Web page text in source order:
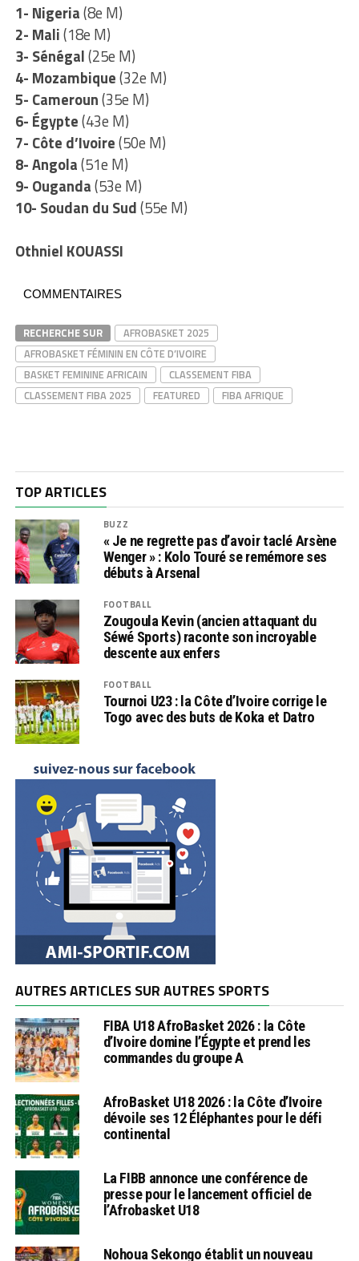
1- Nigeria(8e M)
2- Mali(18e M)
3- Sénégal(25e M)
4- Mozambique(32e M)
5- Cameroun(35e M)
6- Égypte(43e M)
7- Côte d’Ivoire(50e M)
8- Angola(51e M)
9- Ouganda(53e M)
10- Soudan du Sud(55e M)
Othniel KOUASSI
COMMENTAIRES
RECHERCHE SUR
AFROBASKET 2025
AFROBASKET FÉMININ EN CÔTE D’IVOIRE
BASKET FEMININE AFRICAIN
CLASSEMENT FIBA
CLASSEMENT FIBA 2025
FEATURED FIBA AFRIQUE
TOP ARTICLES
BUZZ
« Je ne regrette pas d’avoir taclé Arsène
Wenger » : Kolo Touré se remémore ses
débuts à Arsenal
FOOTBALL
Zougoula Kevin (ancien attaquant du
Séwé Sports) raconte son incroyable
descente aux enfers
FOOTBALL
Tournoi U23 : la Côte d’Ivoire corrige le
Togo avec des buts de Koka et Datro
AUTRES ARTICLES SUR AUTRES SPORTS
FIBA U18 AfroBasket 2026 : la Côte
d’Ivoire domine l’Égypte et prend les
commandes du groupe A
AfroBasket U18 2026 : la Côte d’Ivoire
dévoile ses 12 Éléphantes pour le défi
continental
La FIBB annonce une conférence de
presse pour le lancement officiel de
l’Afrobasket U18
Nohoua Sekongo établit un nouveau